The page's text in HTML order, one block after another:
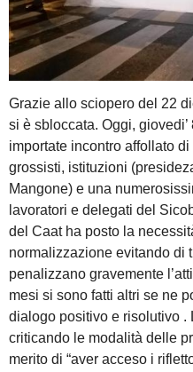
Grazie allo sciopero del 22
si è sbloccata. Oggi,
importate incontro affollato
grossisti, istituzioni
Mangone) e una
lavoratori e delegati del
del Caat ha posto la
normalizzazione evitando di
penalizzano gravemente
mesi si sono fatti altri se ne
dialogo positivo e risolutivo .
criticando le modalità delle
merito di “aver acceso i